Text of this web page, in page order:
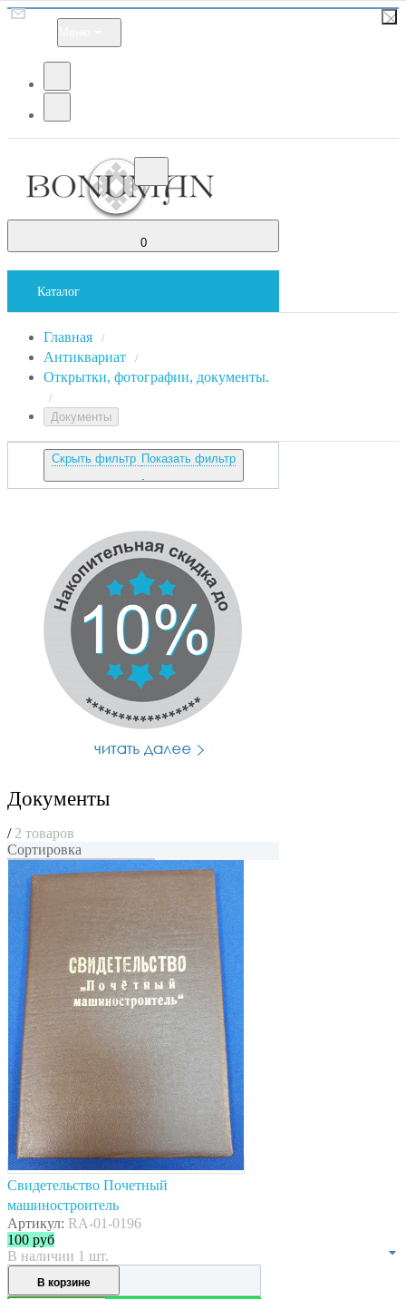
0
Каталог
Главная /
Антиквариат /
Открытки, фотографии, документы.
/
Документы
Скрыть фильтр Показать фильтр
Документы
/ 2 товаров
Сортировка
Свидетельство Почетный
машиностроитель
Артикул: RA-01-0196
100 руб
В наличии 1 шт.
В корзине